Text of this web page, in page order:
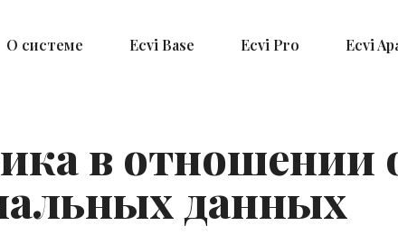
О системе Ecvi Base Ecvi Pro Ecvi
в отношении
данных